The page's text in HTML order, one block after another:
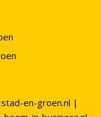
stad-en-groen.nl |